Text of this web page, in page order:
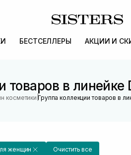
БЕСТСЕЛЛЕРЫ АКЦИИ И
товаров в линейке
косметики |Группа коллекции товаров в
женщин Очистить все